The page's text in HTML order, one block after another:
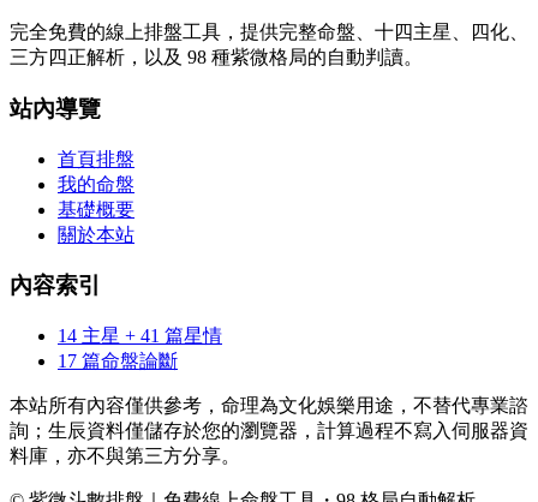
完全免費的線上排盤工具，提供完整命盤、十四主星、四化、
三方四正解析，以及 98 種紫微格局的自動判讀。
站內導覽
首頁排盤
我的命盤
基礎概要
關於本站
內容索引
14 主星 + 41 篇星情
17 篇命盤論斷
本站所有內容僅供參考，命理為文化娛樂用途，不替代專業諮
詢；生辰資料僅儲存於您的瀏覽器，計算過程不寫入伺服器資
料庫，亦不與第三方分享。